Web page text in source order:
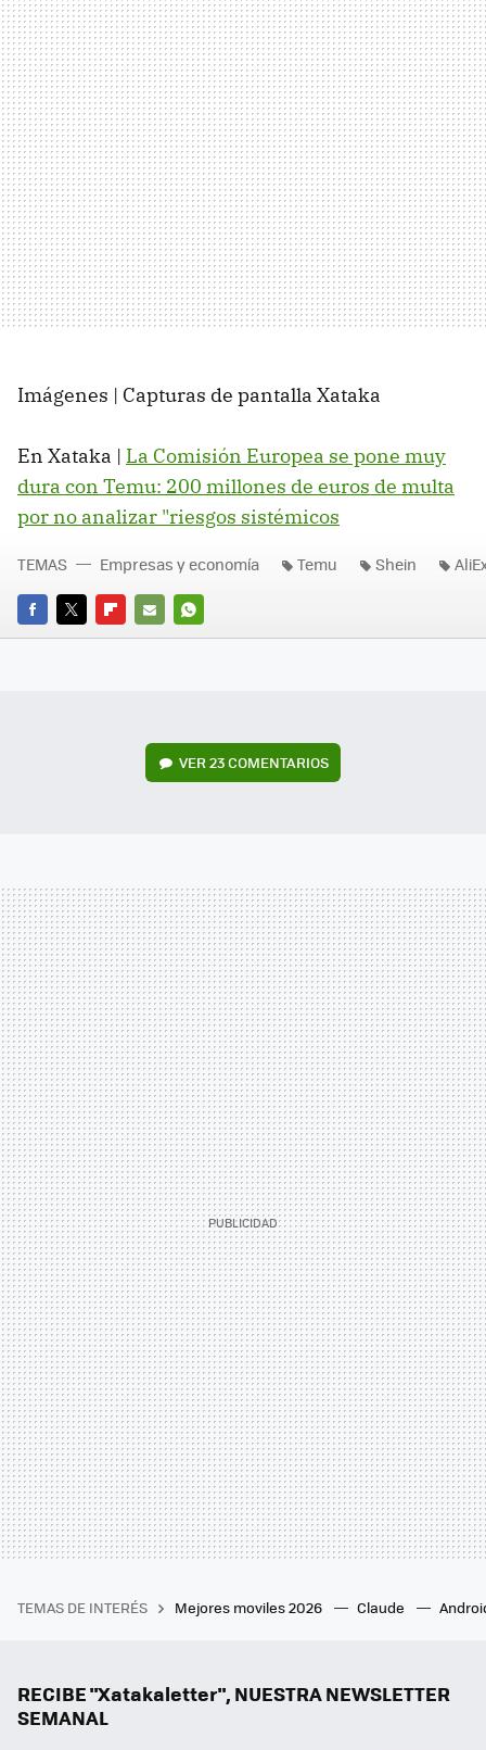
Imágenes | Capturas de pantalla Xataka
En Xataka | La Comisión Europea se pone muy
dura con Temu: 200 millones de euros de multa
por no analizar "riesgos sistémicos
FACEBOOK
TWITTERFLIPBOARD
E-
WHATSAPP
TEMAS Empresas y economía Temu Shein
VER 23 COMENTARIOS
TEMAS DE INTERÉS Mejores moviles 2026 Claude
RECIBE "Xatakaletter", NUESTRA NEWSLETTER
SEMANAL